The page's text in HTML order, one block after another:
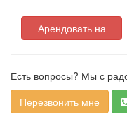
Арендовать на
Есть вопросы? Мы с
Перезвонить мне